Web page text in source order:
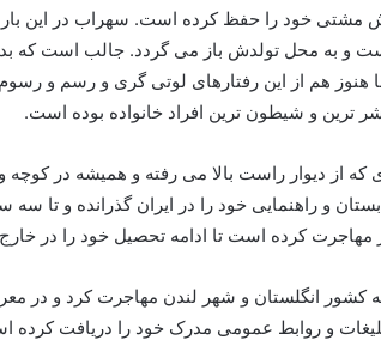
مشتی خود را حفظ کرده است. سهراب در این
و به محل تولدش باز می گردد. جالب است که
هنوز هم از این رفتارهای لوتی گری و رسم و
ترین و شیطون ترین افراد خانواده بوده است.
که از دیوار راست بالا می رفته و همیشه در
و راهنمایی خود را در ایران گذرانده و تا
مهاجرت کرده است تا ادامه تحصیل خود را در
کشور انگلستان و شهر لندن مهاجرت کرد و در
و روابط عمومی مدرک خود را دریافت کرده